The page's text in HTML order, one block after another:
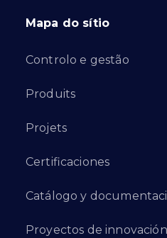
Mapa do sítio
Controlo e gestão
Produits
Projets
Certificaciones
Catálogo y
Proyectos de innovación